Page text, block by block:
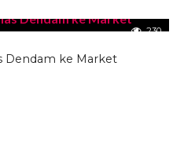
230
Dendam ke Market